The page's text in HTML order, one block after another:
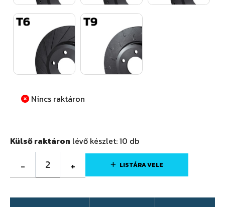
Nincs raktáron
Külső raktáron lévő készlet:10 db
- 2 + LISTÁRA VELE